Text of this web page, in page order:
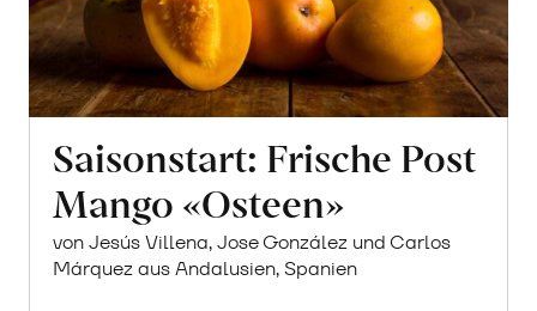
Saisonstart: Frische Post
Mango «Osteen»
von Jesús Villena, Jose González und Carlos
Márquez aus Andalusien, Spanien